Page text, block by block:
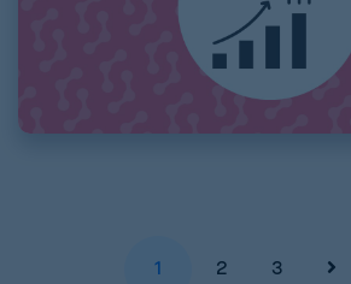
Páginas
1 2 3